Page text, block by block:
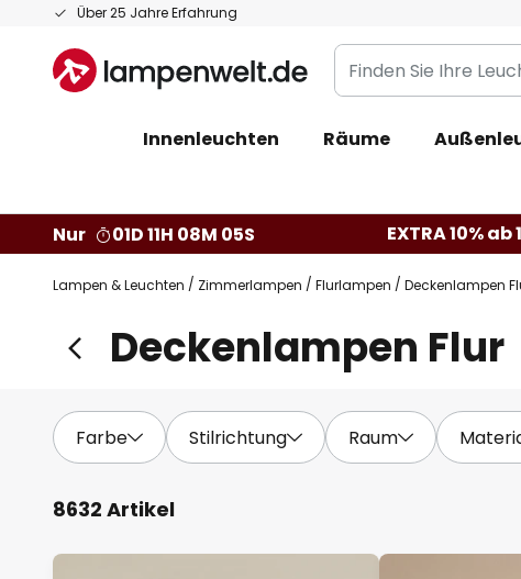
Über 25 Jahre Erfahrung
Zum
springen
Finden
Sie
Leuchte...
Innenleuchten Räume
Nur
01D 11H 08M 04S EXTRA 10%
Lampen & Leuchten Zimmerlampen Flurlampen Deckenlampen
Deckenlampen Flur
Farbe Stilrichtung Raum
8632 Artikel